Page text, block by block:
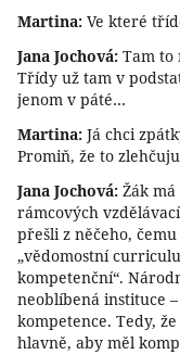
Martina: Ve které
Jana Jochová: Tam to
Třídy už tam v
jenom v páté…
Martina: Já chci
Promiň, že to
Jana Jochová: Žák
rámcových
přešli z něčeho,
„vědomostní
kompetenční“.
neoblíbená instituce
kompetence. Tedy,
hlavně, aby měl